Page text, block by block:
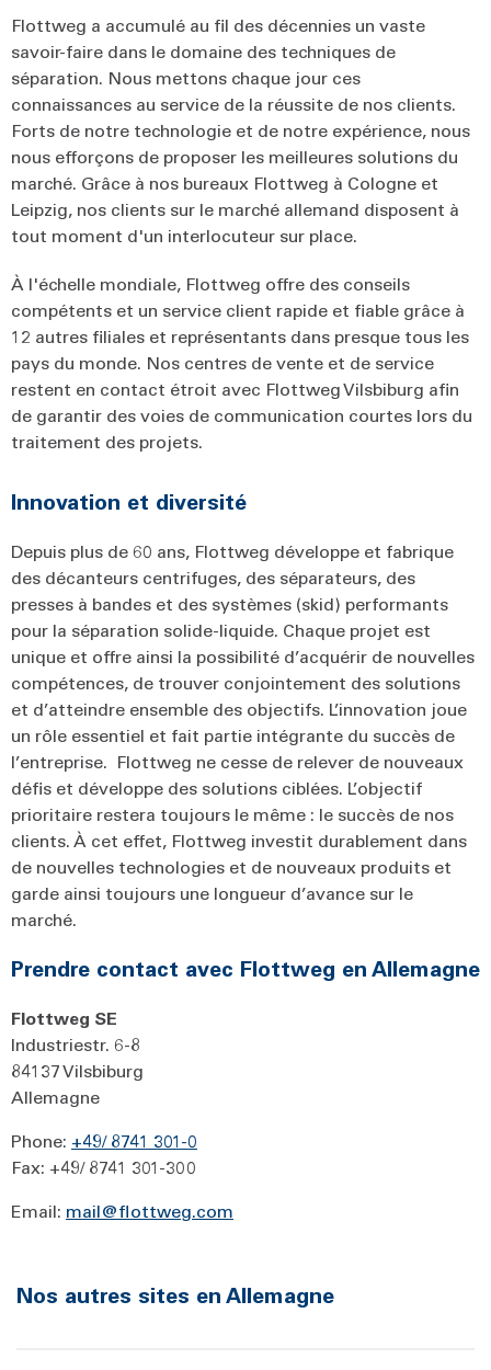
Flottweg a accumulé au fil des décennies un vaste
savoir-faire dans le domaine des techniques de
séparation. Nous mettons chaque jour ces
connaissances au service de la réussite de nos clients.
Forts de notre technologie et de notre expérience, nous
nous efforçons de proposer les meilleures solutions du
marché. Grâce à nos bureaux Flottweg à Cologne et
Leipzig, nos clients sur le marché allemand disposent à
tout moment d'un interlocuteur sur place.
À l'échelle mondiale, Flottweg offre des conseils
compétents et un service client rapide et fiable grâce à
12 autres filiales et représentants dans presque tous les
pays du monde. Nos centres de vente et de service
restent en contact étroit avec Flottweg Vilsbiburg afin
de garantir des voies de communication courtes lors du
traitement des projets.
Innovation et diversité
Depuis plus de 60 ans, Flottweg développe et fabrique
des décanteurs centrifuges, des séparateurs, des
presses à bandes et des systèmes (skid) performants
pour la séparation solide-liquide. Chaque projet est
unique et offre ainsi la possibilité d’acquérir de nouvelles
compétences, de trouver conjointement des solutions
et d’atteindre ensemble des objectifs. L’innovation joue
un rôle essentiel et fait partie intégrante du succès de
l’entreprise. Flottweg ne cesse de relever de nouveaux
défis et développe des solutions ciblées. L’objectif
prioritaire restera toujours le même : le succès de nos
clients. À cet effet, Flottweg investit durablement dans
de nouvelles technologies et de nouveaux produits et
garde ainsi toujours une longueur d’avance sur le
marché.
Prendre contact avec Flottweg en Allemagne
Flottweg SE
Industriestr. 6-8
84137 Vilsbiburg
Allemagne
Phone: +49/ 8741 301-0
Fax: +49/ 8741 301-300
Email: mail@flottweg.com
Nos autres sites en Allemagne